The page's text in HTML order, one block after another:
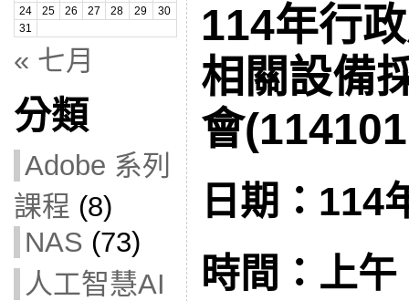
24
25 26 27 28 29
30
31
« 七月
分類
Adobe 系列
課程 (8)
NAS (73)
人工智慧AI
114年行
相關設備
會
日期：114
時間：上